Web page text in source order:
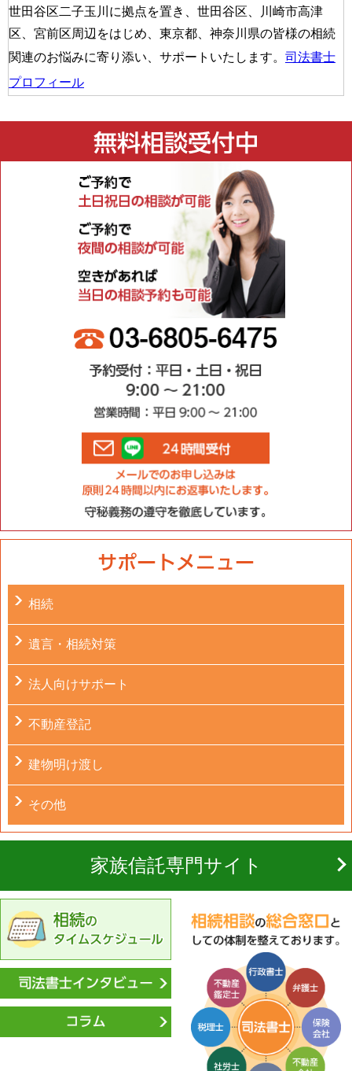
世田谷区二子玉川に拠点を置き、世田谷区、川崎市高津
区、宮前区周辺をはじめ、東京都、神奈川県の皆様の相続
関連のお悩みに寄り添い、サポートいたします。 司法書士
プロフィール
相続
遺言・相続対策
法人向けサポート
不動産登記
建物明け渡し
その他
家族信託専門サイト